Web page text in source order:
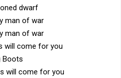
dwarf
man of war
man of war
will come for you
Boots
will come for you